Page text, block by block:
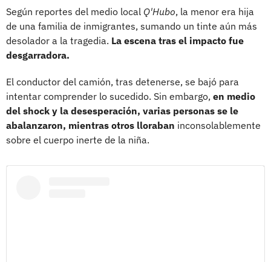
Según reportes del medio local Q'Hubo, la menor era hija
de una familia de inmigrantes, sumando un tinte aún más
desolador a la tragedia. La escena tras el impacto fue
desgarradora.
El conductor del camión, tras detenerse, se bajó para
intentar comprender lo sucedido. Sin embargo, en medio
del shock y la desesperación, varias personas se le
abalanzaron, mientras otros lloraban inconsolablemente
sobre el cuerpo inerte de la niña.